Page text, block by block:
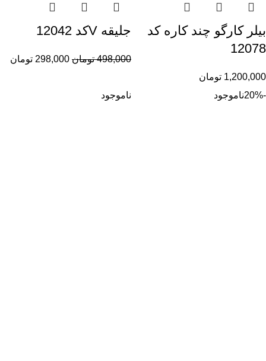
بیلر کارگو چند کاره کد
12078
1,200,000 تومان
جلیقه Vکد 12042
498,000 تومان 298,000 تومان
-20% ناموجود ناموجود